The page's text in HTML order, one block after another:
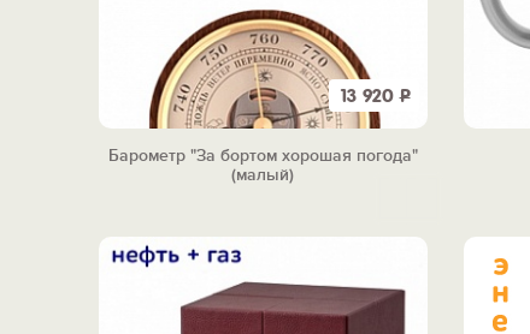
13 920Р
Барометр "За бортом хорошая погода"
(малый)